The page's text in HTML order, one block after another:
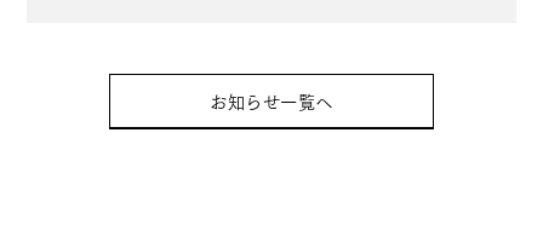
お知らせ一覧へ